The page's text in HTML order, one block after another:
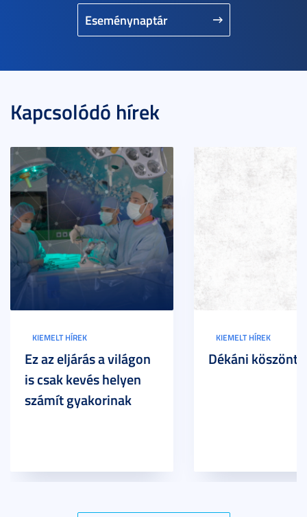
Eseménynaptár
Kapcsolódó hírek
KIEMELT HÍREK
Ez az eljárás a világon
is csak kevés helyen
számít gyakorinak
KIEMELT HÍREK
Dékáni köszöntő